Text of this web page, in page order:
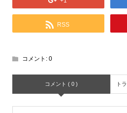
RSS
コメント: 0
コメント ( 0 ) ト